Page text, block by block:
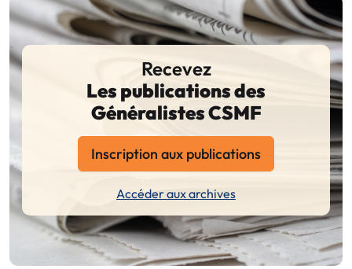
Recevez
Les publications des
Généralistes CSMF
Inscription aux publications
Accéder aux archives